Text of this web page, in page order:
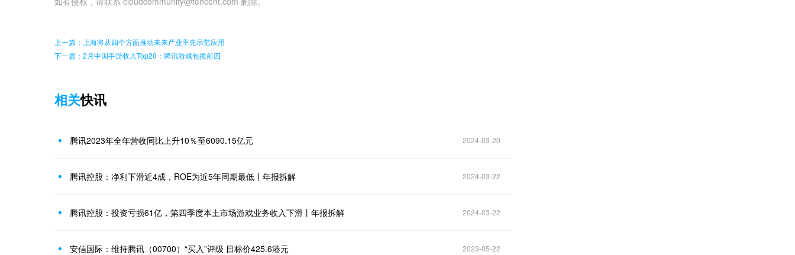
上一篇：上海将从四个方面推动未来产业率先示范应用
下一篇：2月中国手游收入Top20：腾讯游戏包揽前四
相关快讯
腾讯2023年全年营收同比上升10％至6090.15亿元 2024-03-20
腾讯控股：净利下滑近4成，ROE为近5年同期最低丨年报拆解 2024-03-22
腾讯控股：投资亏损61亿，第四季度本土市场游戏业务收入下滑丨年报拆解 2024-03-22
安信国际：维持腾讯（00700）“买入”评级 目标价425.6港元 2023-05-22